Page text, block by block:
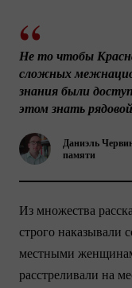
Даниэль
памяти
Не то чтобы
сложных
знания были
этом знать
Из множества
строго наказывали
местными
расстреливали на